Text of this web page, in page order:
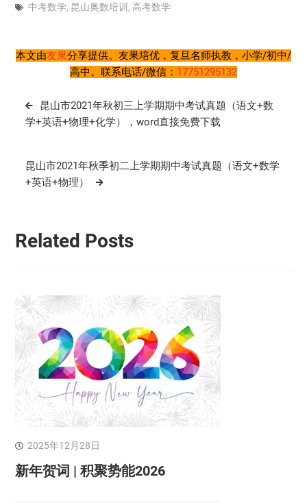
中考数学, 昆山奥数培训 , 高考数学
本文由友果分享提供。友果培优，复旦名师执教，小学/初中/
高中。联系电话/微信： 17751295132
文
章
航
昆山市2021年秋初三上学期期中考试真题（语文+数
学+英语+物理+化学），word直接免费下载
昆山市2021年秋季初二上学期期中考试真题（语文+数学
+英语+物理）
Related Posts
2025年12月28日
新年贺词 | 积聚势能2026